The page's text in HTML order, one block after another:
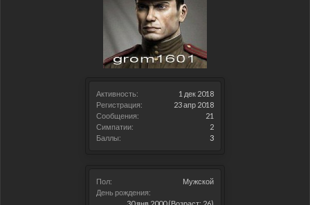
Активность:
1 дек 2018
Регистрация:
23 апр 2018
Сообщения:
21
Симпатии:
2
Баллы:
3
Пол:
Мужской
День рождения: